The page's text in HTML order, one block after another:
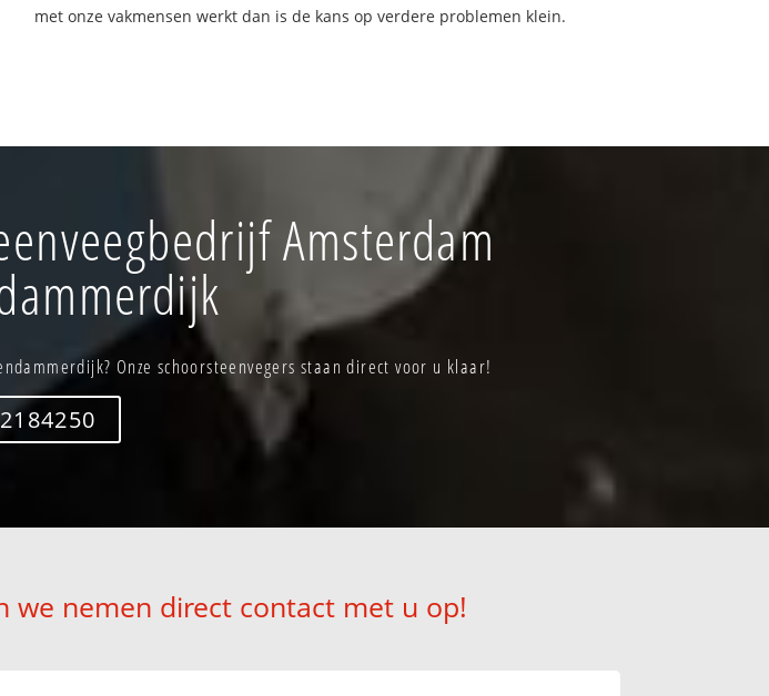
met onze vakmensen werkt dan is de kans op verdere problemen klein.
Amsterdam
Onze schoorsteenvegers staan direct voor u klaar!
we nemen direct contact met u op!